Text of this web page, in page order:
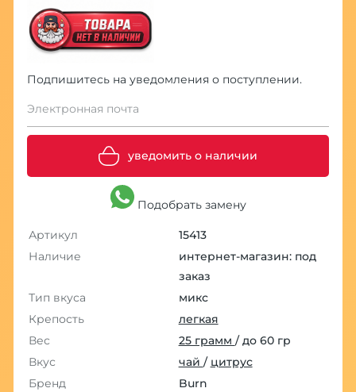
Подпишитесь на уведомления о поступлении.
Электронная почта
уведомить о наличии
Подобрать замену
Артикул
15413
Наличие
интернет-магазин: под
заказ
Тип вкуса
микс
Крепость
легкая
Вес
25 грамм / до 60 гр
Вкус
чай / цитрус
Бренд
Burn